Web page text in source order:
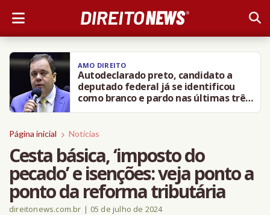
DIREITO NEWS
Inédito! STJ decide punir Buzzi com
perda de cargo após denúncias de
assédio e importunação sexual
Página inicial Notícias
Cesta básica, ‘imposto do
pecado’ e isenções: veja ponto a
ponto da reforma tributária
direitonews.com.br | 05 de julho de 2024